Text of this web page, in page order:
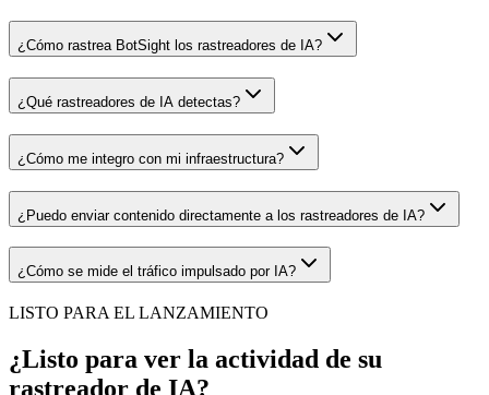
¿Cómo rastrea BotSight los rastreadores de IA?
¿Qué rastreadores de IA detectas?
¿Cómo me integro con mi infraestructura?
¿Puedo enviar contenido directamente a los rastreadores de IA?
¿Cómo se mide el tráfico impulsado por IA?
LISTO PARA EL LANZAMIENTO
¿Listo para ver la actividad de su
rastreador de IA?